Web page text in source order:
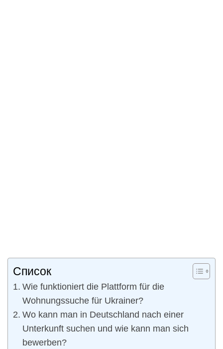
Список
Wie funktioniert die Plattform für die
Wohnungssuche für Ukrainer?
Wo kann man in Deutschland nach einer
Unterkunft suchen und wie kann man sich
bewerben?